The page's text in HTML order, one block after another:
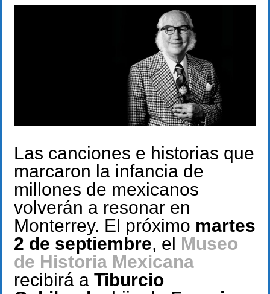
Las canciones e historias que
marcaron la infancia de
millones de mexicanos
volverán a resonar en
Monterrey. El próximo martes
2 de septiembre, el Museo
de Historia Mexicana
recibirá a Tiburcio